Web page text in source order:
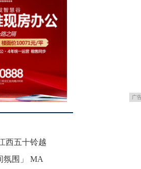
广
西五十铃越
氛围」 MA